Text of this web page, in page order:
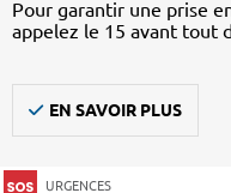
Pour garantir une prise
appelez le 15 avant tout
EN SAVOIR PLUS
URGENCES